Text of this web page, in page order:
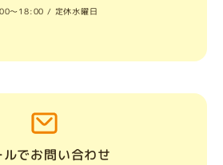
〜18:00 / 定休水曜日
ルでお問い合わせ